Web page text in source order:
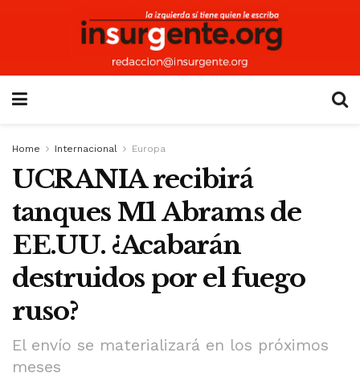
Home Internacional Europa
UCRANIA recibirá
tanques M1 Abrams de
EE.UU. ¿Acabarán
destruidos por el fuego
ruso?
El envío se materializará en los próximos
meses